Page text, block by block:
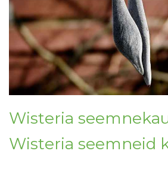
Wisteria
Wisteria seemneid